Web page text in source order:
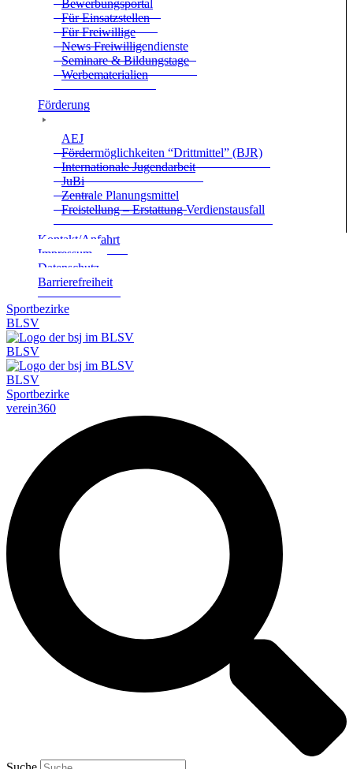
Bewer­bungs­por­tal
Für Ein­satz­stel­len
Für Frei­wil­lige
News Frei­wil­li­gen­dienste
Semi­nare & Bil­dungs­tage
Wer­be­ma­te­ria­lien
För­de­rung
AEJ
För­der­mög­lich­kei­ten “Dritt­mit­tel” (BJR)
Inter­na­tio­nale Jugend­ar­beit
JuBi
Zen­trale Pla­nungs­mit­tel
Frei­stel­lung – Erstat­tung Ver­dienst­aus­fall
Kontakt/Anfahrt
Impres­sum
Daten­schutz
Bar­rie­re­frei­heit
Sportbezirke
BLSV
BLSV
BLSV
Sportbezirke
verein360